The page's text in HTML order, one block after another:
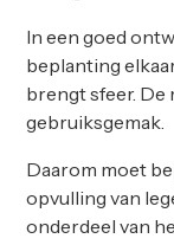
In een goed
beplanting
brengt sfeer.
gebruiksgemak.
Daarom moet
opvulling van
onderdeel van